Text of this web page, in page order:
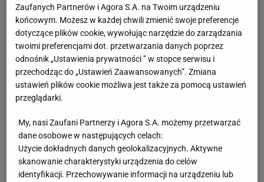
Lewandowski i Zieliński
Zaufanych Partnerów i Agora S.A. na Twoim urządzeniu
końcowym. Możesz w każdej chwili zmienić swoje preferencje
dotyczące plików cookie, wywołując narzędzie do zarządzania
twoimi preferencjami dot. przetwarzania danych poprzez
odnośnik „Ustawienia prywatności ” w stopce serwisu i
przechodząc do „Ustawień Zaawansowanych”. Zmiana
ustawień plików cookie możliwa jest także za pomocą ustawień
przeglądarki.
My, nasi Zaufani Partnerzy i Agora S.A. możemy przetwarzać
dane osobowe w następujących celach:
Użycie dokładnych danych geolokalizacyjnych. Aktywne
skanowanie charakterystyki urządzenia do celów
identyfikacji. Przechowywanie informacji na urządzeniu lub